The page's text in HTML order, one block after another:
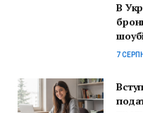
В
7